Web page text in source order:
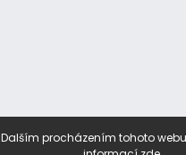
procházením tohoto